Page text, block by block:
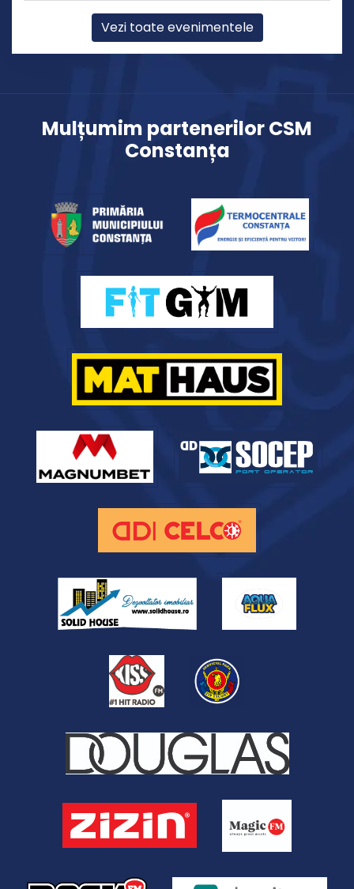
Vezi toate evenimentele
Mulțumim partenerilor CSM
Constanța